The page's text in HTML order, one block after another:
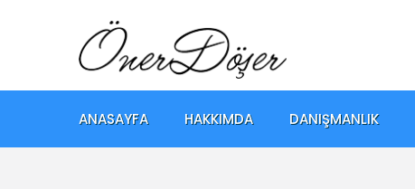
ANASAYFA HAKKIMDA DANIŞMANLIK